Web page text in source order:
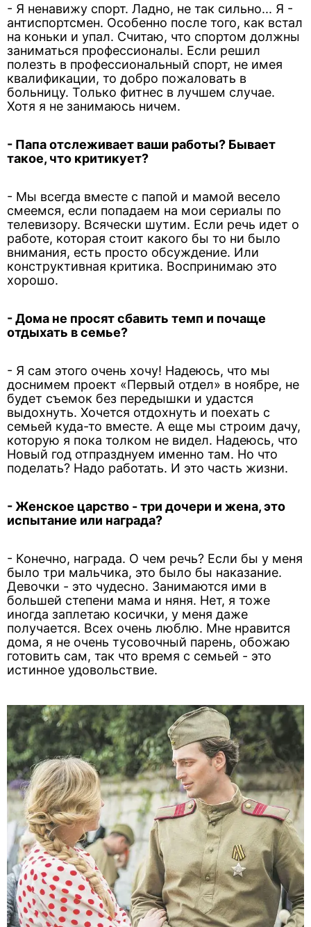
- Я ненавижу спорт. Ладно, не так сильно... Я -
антиспортсмен. Особенно после того, как встал
на коньки и упал. Считаю, что спортом должны
заниматься профессионалы. Если решил
полезть в профессиональный спорт, не имея
квалификации, то добро пожаловать в
больницу. Только фитнес в лучшем случае.
Хотя я не занимаюсь ничем.
- Папа отслеживает ваши работы? Бывает
такое, что критикует?
- Мы всегда вместе с папой и мамой весело
смеемся, если попадаем на мои сериалы по
телевизору. Всячески шутим. Если речь идет о
работе, которая стоит какого бы то ни было
внимания, есть просто обсуждение. Или
конструктивная критика. Воспринимаю это
хорошо.
- Дома не просят сбавить темп и почаще
отдыхать в семье?
- Я сам этого очень хочу! Надеюсь, что мы
доснимем проект «Первый отдел» в ноябре, не
будет съемок без передышки и удастся
выдохнуть. Хочется отдохнуть и поехать с
семьей куда-то вместе. А еще мы строим дачу,
которую я пока толком не видел. Надеюсь, что
Новый год отпразднуем именно там. Но что
поделать? Надо работать. И это часть жизни.
- Женское царство - три дочери и жена, это
испытание или награда?
- Конечно, награда. О чем речь? Если бы у меня
было три мальчика, это было бы наказание.
Девочки - это чудесно. Занимаются ими в
большей степени мама и няня. Нет, я тоже
иногда заплетаю косички, у меня даже
получается. Всех очень люблю. Мне нравится
дома, я не очень тусовочный парень, обожаю
готовить сам, так что время с семьей - это
истинное удовольствие.